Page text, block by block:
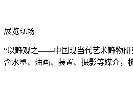
展览现场
“以静观之——中国现当代艺术静物研
含水墨、油画、装置、摄影等媒介，